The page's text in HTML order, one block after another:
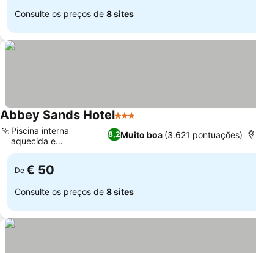
Consulte os preços de 8 sites
Abbey Sands Hotel3 Estrelas
8,2Muito boa (3.621 pontuações)
Piscina interna
aquecida e
hidromassagem
De € 50
Consulte os preços de 8 sites